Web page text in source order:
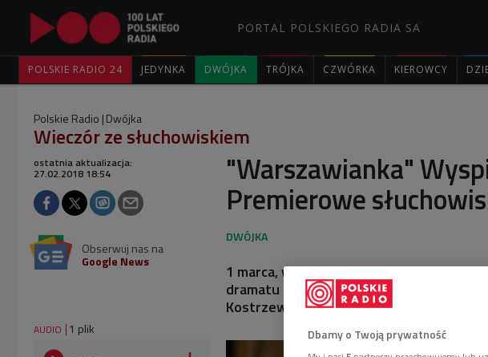
PORTAL POLSKIEGO RADIA SA
POLSKIE RADIO 24 JEDYNKA DWÓJKA TRÓJKA CZWÓRKA KIEROWCY
Polskie Radio Dwójka
Wieczór ze słuchowiskiem
"Warszawianka"
Premierowe
ostatnia aktualizacja:
27.02.2018 18:54
Obserwuj nas na
Google News
1 marca, w urodziny Dwójki, zapraszamy
dramatu Stanisława Wyspiańskiego w
Kostrzewskiego. W rolach głównych
AUDIO 1 plik Dbamy o Twoją prywatność